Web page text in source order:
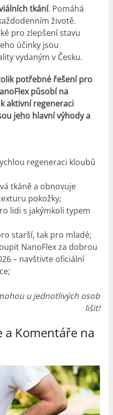
tkání. Pomáhá
životě.
pro zlepšení stavu
účinky jsou
vydaným v Česku.
potřebné řešení pro
působí na
aktivní regeneraci
jeho hlavní výhody a
regeneraci kloubů
tkáně a obnovuje
pokožky;
lidi s jakýmkoli typem
starší, tak pro mladé;
NanoFlex za dobrou
– navštivte oficiální
u jednotlivých osob
lišit!
a Komentáře na